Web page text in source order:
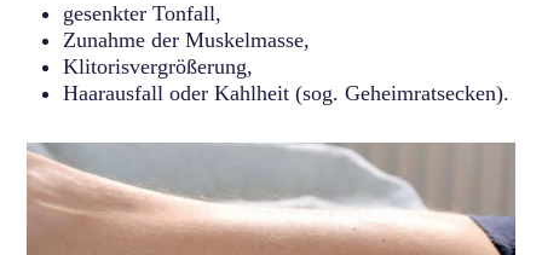
gesenkter Tonfall,
Zunahme der Muskelmasse,
Klitorisvergrößerung,
Haarausfall oder Kahlheit (sog. Geheimratsecken).